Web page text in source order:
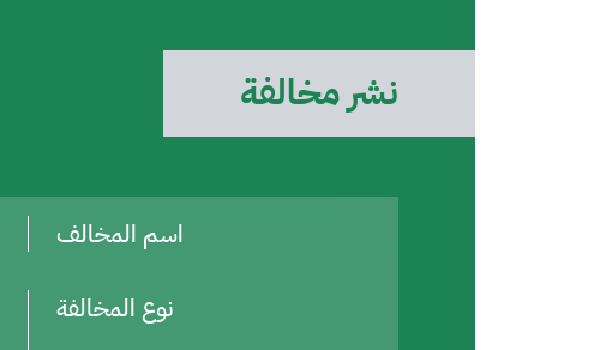
نشر مخالفة
اسم المخالف
نوع المخالفة